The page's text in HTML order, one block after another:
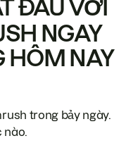
ĐẦU VỚI
NGAY
HÔM NAY
trong bảy ngày.
nào.